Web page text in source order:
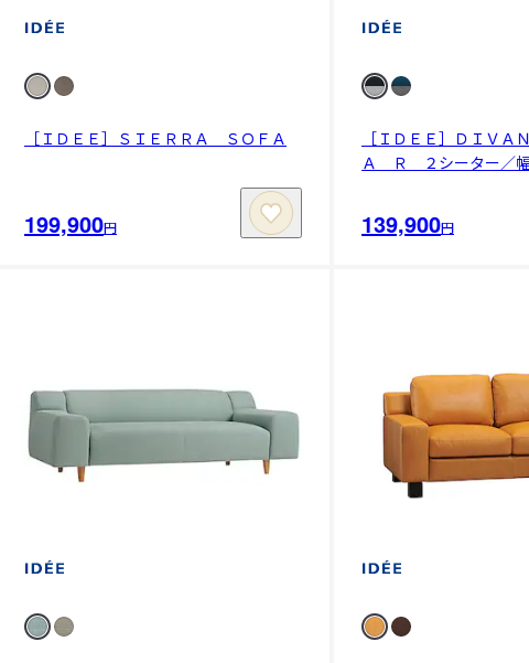
［ＩＤＥＥ］ＳＩＥＲＲＡ ＳＯＦＡ
199,900円
［ＩＤＥＥ］ＤＩＶ
Ａ Ｒ ２シーター／幅
139,900円